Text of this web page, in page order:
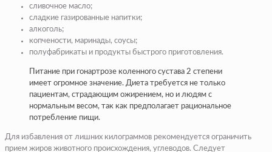
сливочное масло;
сладкие газированные напитки;
алкоголь;
копчености, маринады, соусы;
полуфабрикаты и продукты быстрого приготовления.
Питание при гонартрозе коленного сустава 2 степени
имеет огромное значение. Диета требуется не только
пациентам, страдающим ожирением, но и людям с
нормальным весом, так как предполагает рациональное
потребление пищи.
Для избавления от лишних килограммов рекомендуется ограничить
прием жиров животного происхождения, углеводов. Следует